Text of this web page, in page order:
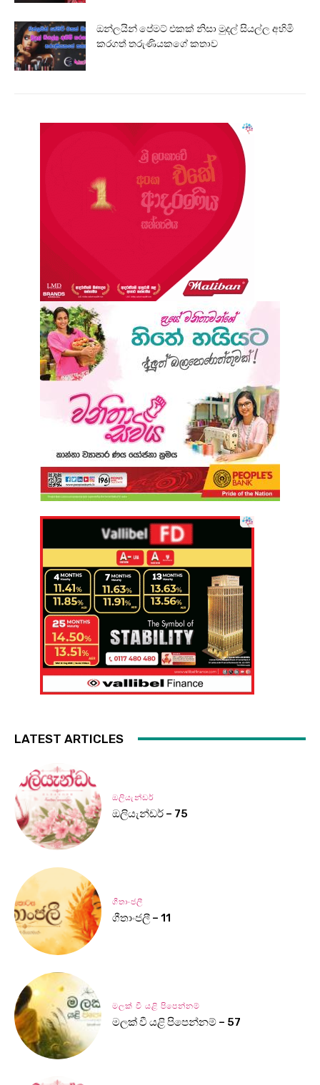
ඔන්ලයින් පේමට් එකක් නිසා මුදල් සියල්ල අහිමි
කරගත් තරුණියකගේ කතාව
LATEST ARTICLES
ඔලියැන්ඩර්
ඔලියැන්ඩර් – 75
ගීතාංජලී
ගීතාංජලී – 11
මලක් වී යළි පිපෙන්නම්
මලක් වී යළි පිපෙන්නම් – 57